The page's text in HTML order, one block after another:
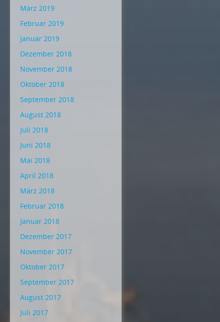
März 2019
Februar 2019
Januar 2019
Dezember 2018
November 2018
Oktober 2018
September 2018
August 2018
Juli 2018
Juni 2018
Mai 2018
April 2018
März 2018
Februar 2018
Januar 2018
Dezember 2017
November 2017
Oktober 2017
September 2017
August 2017
Juli 2017